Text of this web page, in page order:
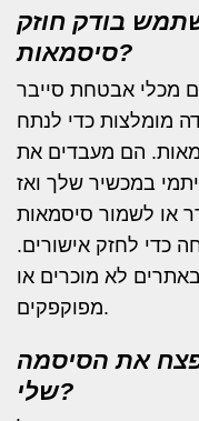
בודק חוזק
סיסמאות?
מכלי אבטחת סייבר
מומלצות כדי לנתח
הם מעבדים את
במכשיר שלך ואז
או לשמור סיסמאות
כדי לחזק אישורים.
לא מוכרים או
מפוקפקים.
את הסיסמה
שלי?